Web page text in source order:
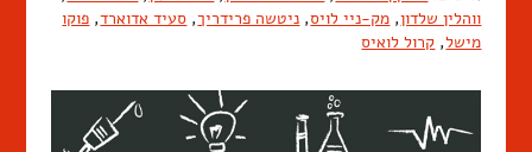
ווהלין שלדון, מק-ניי לויס, ניטשה פרידריך, סעיד אדוארד, פוקו
מישל, קרול לואיס